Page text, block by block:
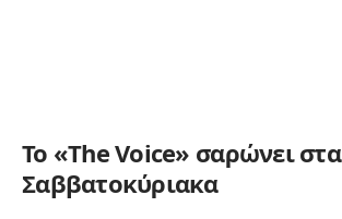
Το «The Voice» σαρώνει στα
Σαββατοκύριακα